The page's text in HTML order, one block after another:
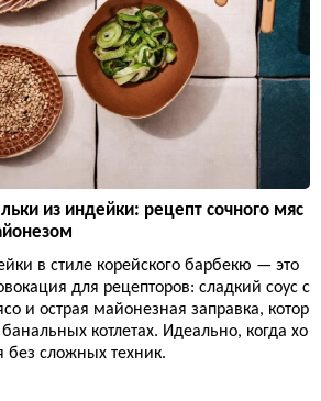
из индейки: рецепт сочного мяс
в стиле корейского барбекю — это
для рецепторов: сладкий соус с
и острая майонезная заправка, котор
котлетах. Идеально, когда хо
без сложных техник.